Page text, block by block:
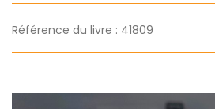
Référence du livre : 41809